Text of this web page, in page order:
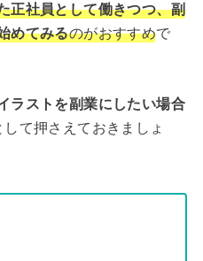
正社員として働きつつ、副
めてみるのがおすすめで
ラストを副業にしたい場合
て押さえておきましょ